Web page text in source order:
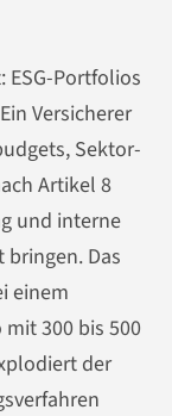
ESG-Portfolios
Versicherer
Sektor-
Artikel 8
und interne
Das
einem
300 bis 500
der